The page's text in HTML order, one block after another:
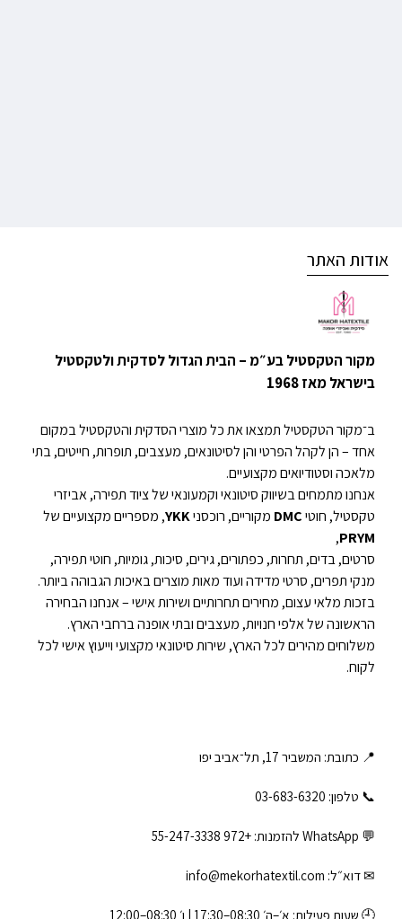
אודות האתר
מקור הטקסטיל בע״מ – הבית הגדול לסדקית ולטקסטיל
בישראל מאז 1968
ב־מקור הטקסטיל תמצאו את כל מוצרי הסדקית והטקסטיל במקום
אחד – הן לקהל הפרטי והן לסיטונאים, מעצבים, תופרות, חייטים, בתי
מלאכה וסטודיואים מקצועיים.
אנחנו מתמחים בשיווק סיטונאי וקמעונאי של ציוד תפירה, אביזרי
טקסטיל, חוטיDMC מקוריים, רוכסניYKK, מספריים מקצועיים של
PRYM
,
סרטים, בדים, תחרות, כפתורים, גירים, סיכות, גומיות, חוטי תפירה,
מנקי תפרים, סרטי מדידה ועוד מאות מוצרים באיכות הגבוהה ביותר.
בזכות מלאי עצום, מחירים תחרותיים ושירות אישי – אנחנו הבחירה
הראשונה של אלפי חנויות, מעצבים ובתי אופנה ברחבי הארץ.
משלוחים מהירים לכל הארץ, שירות סיטונאי מקצועי וייעוץ אישי לכל
לקוח.
📍 כתובת: המשביר 17, תל־אביב יפו
📞 טלפון: ‎03-683-6320
💬 WhatsApp להזמנות: +972 55-247-3338
✉ דוא״ל: info@mekorhatextil.com
🕘 שעות פעילות: א׳–ה׳ 08:30–17:30 | ו׳ 08:30–12:00